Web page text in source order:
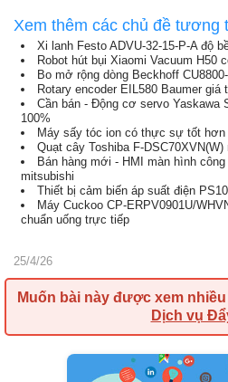
Xem thêm các chủ đề tương
Xi lanh Festo ADVU-32-15-P-A độ
Robot hút bụi Xiaomi Vacuum H50
Bo mở rộng dòng Beckhoff
Rotary encoder EIL580 Baumer giá
Cần bán - Động cơ servo Yaskawa
100%
Máy sấy tóc ion có thực sự tốt
Quạt cây Toshiba F-
Bán hàng mới - HMI màn hình
mitsubishi
Thiết bị cảm biến áp suất điện
Máy Cuckoo CP-ERPV0901U/
chuẩn uống trực tiếp
25/4/26
Muốn bài này được xem
Dịch vụ